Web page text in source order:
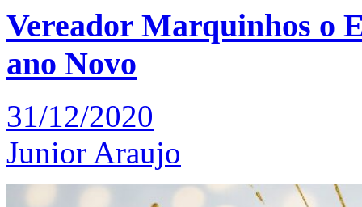
Vereador Marquinhos o
ano Novo
31/12/2020
Junior Araujo